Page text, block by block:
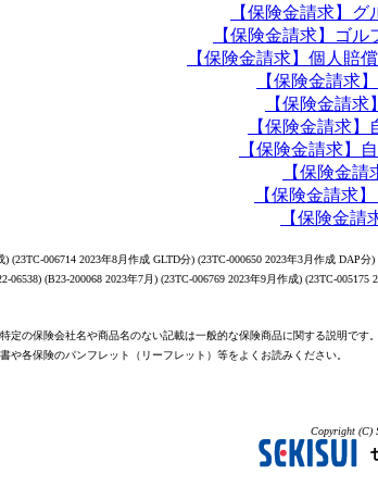
【保険金請求】
【保険金請求】ゴ
【保険金請求】個人賠
【保険金請求
【保険金請
【保険金請求
【保険金請求】
【保険金
【保険金請求
【保険金請
(23TC-006714 2023年8月作成 GLTD分) (23TC-000650 2023年3月作成 DAP
06538) (B23-200068 2023年7月) (23TC-006769 2023年9月作成) (23TC-005175
定の保険会社名や商品名のない記載は一般的な保険商品に関する説明で
や各保険のパンフレット（リーフレット）等をよくお読みください。
Copyright (C)